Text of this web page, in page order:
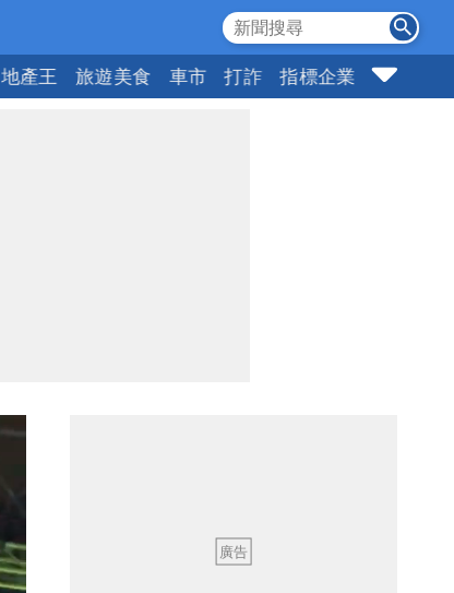
地產王 旅遊美食 車市 打詐 指標企業 壹蘋頭家